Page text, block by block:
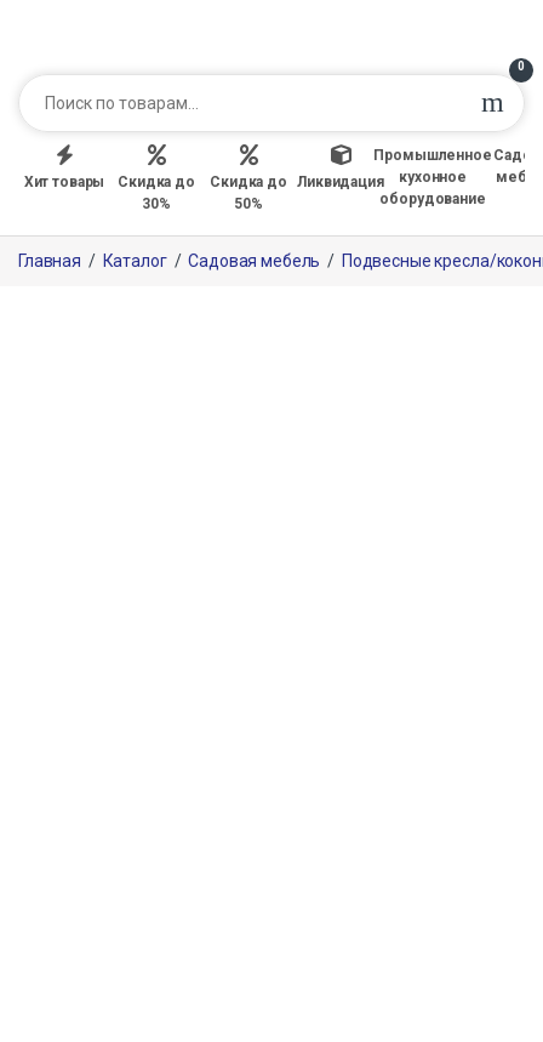
0
Хит товары
Скидка до
30%
Скидка до
50%
Ликвидация
Промышленное
кухонное
оборудование
Главная / Каталог / Садовая мебель / Подвесные кресла/